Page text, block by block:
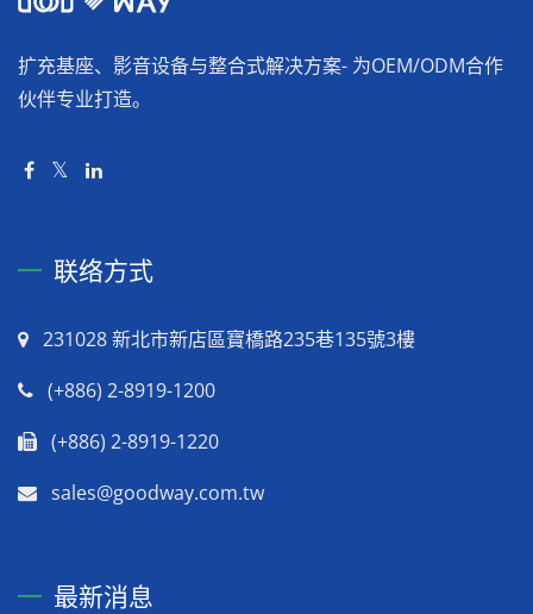
扩充基座、影音设备与整合式解决方案- 为OEM/ODM合作
伙伴专业打造。
联络方式
231028 新北市新店區寶橋路235巷135號3樓
(+886) 2-8919-1200
(+886) 2-8919-1220
sales@goodway.com.tw
最新消息